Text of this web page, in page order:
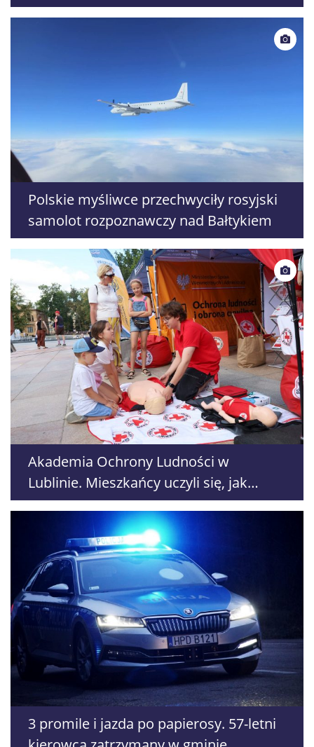
Polskie myśliwce przechwyciły rosyjski
samolot rozpoznawczy nad Bałtykiem
Akademia Ochrony Ludności w
Lublinie. Mieszkańcy uczyli się, jak
reagować w sytuacjach zagrożenia
3 promile i jazda po papierosy. 57-letni